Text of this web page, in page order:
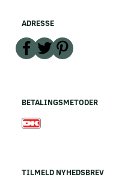
ADRESSE
BETALINGSMETODER
TILMELD NYHEDSBREV